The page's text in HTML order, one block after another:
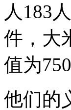
人183
件，大
值为
他们的